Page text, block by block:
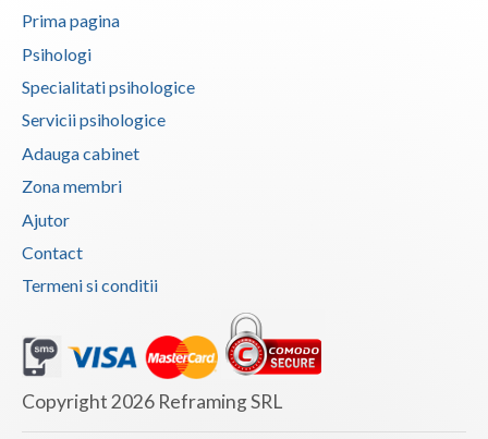
Prima pagina
Psihologi
Specialitati psihologice
Servicii psihologice
Adauga cabinet
Zona membri
Ajutor
Contact
Termeni si conditii
Copyright 2026 Reframing SRL